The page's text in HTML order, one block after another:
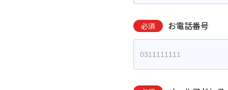
必須 お電話番号